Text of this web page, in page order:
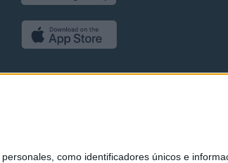
como identificadores únicos e